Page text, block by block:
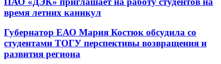
время летних каникул
Губернатор ЕАО Мария Костюк обсудила со
студентами ТОГУ перспективы возвращения и
развития региона